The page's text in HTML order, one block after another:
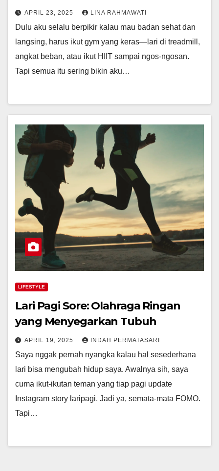
APRIL 23, 2025 LINA RAHMAWATI
Dulu aku selalu berpikir kalau mau badan sehat dan
langsing, harus ikut gym yang keras—lari di treadmill,
angkat beban, atau ikut HIIT sampai ngos-ngosan.
Tapi semua itu sering bikin aku…
LIFESTYLE
Lari Pagi Sore: Olahraga Ringan
yang Menyegarkan Tubuh
APRIL 19, 2025 INDAH PERMATASARI
Saya nggak pernah nyangka kalau hal sesederhana
lari bisa mengubah hidup saya. Awalnya sih, saya
cuma ikut-ikutan teman yang tiap pagi update
Instagram story laripagi. Jadi ya, semata-mata FOMO.
Tapi…